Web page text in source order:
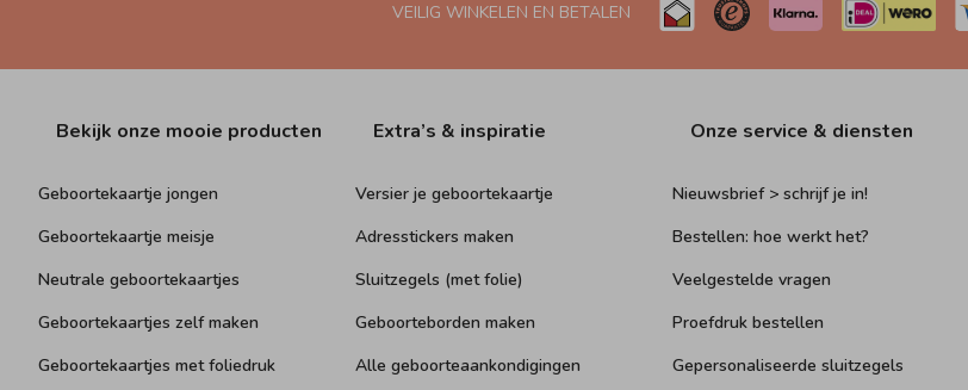
VEILIG WINKELEN EN BETALEN
Bekijk onze mooie producten
Geboortekaartje jongen
Geboortekaartje meisje
Neutrale geboortekaartjes
Geboortekaartjes zelf maken
Geboortekaartjes met foliedruk
Extra’s & inspiratie
Versier je geboortekaartje
Adresstickers maken
Sluitzegels (met folie)
Geboorteborden maken
Alle geboorteaankondigingen
Onze service & diensten
Nieuwsbrief > schrijf je in!
Bestellen: hoe werkt het?
Veelgestelde vragen
Proefdruk bestellen
Gepersonaliseerde sluitzegels